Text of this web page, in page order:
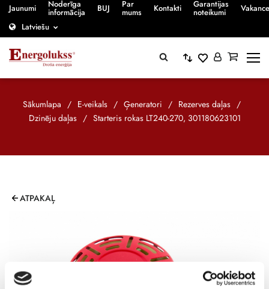
Jaunumi Noderīga
informācija BUJ Par
mums Kontakti Garantijas
noteikumi
Latviešu
Sākumlapa / E-veikals / Ģeneratori / Rezerves daļas /
Dzinēju daļas / Starteris rokas LT240-270, 301180623101
ATPAKAĻ